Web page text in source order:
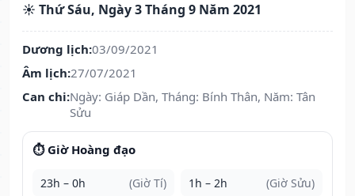
☀️ Thứ Sáu, Ngày 3 Tháng 9 Năm 2021
Dương lịch:03/09/2021
Âm lịch:27/07/2021
Can chi:Ngày: Giáp Dần, Tháng: Bính Thân, Năm: Tân
Sửu
⏱️ Giờ Hoàng đạo
23h – 0h (Giờ Tí) 1h – 2h (Giờ Sửu)